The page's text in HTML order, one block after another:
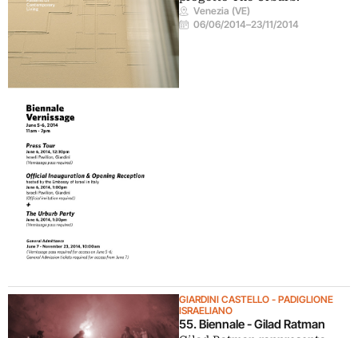
Venezia (VE)
06/06/2014–23/11/2014
GIARDINI CASTELLO - PADIGLIONE
ISRAELIANO
55. Biennale - Gilad Ratman